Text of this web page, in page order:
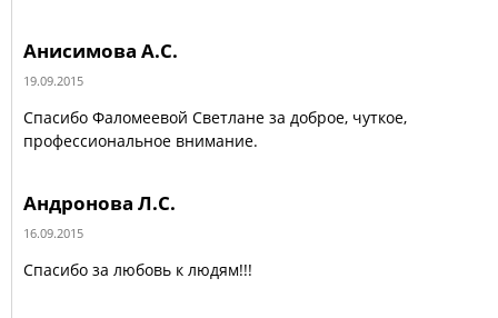
Анисимова А.С.
19.09.2015
Спасибо Фаломеевой Светлане за доброе, чуткое,
профессиональное внимание.
Андронова Л.С.
16.09.2015
Спасибо за любовь к людям!!!